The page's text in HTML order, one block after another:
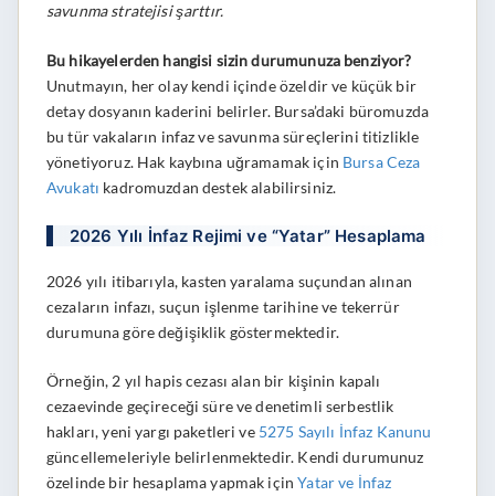
savunma stratejisi şarttır.
Bu hikayelerden hangisi sizin durumunuza benziyor?
Unutmayın, her olay kendi içinde özeldir ve küçük bir
detay dosyanın kaderini belirler. Bursa’daki büromuzda
bu tür vakaların infaz ve savunma süreçlerini titizlikle
yönetiyoruz. Hak kaybına uğramamak için Bursa Ceza
Avukatı kadromuzdan destek alabilirsiniz.
2026 Yılı İnfaz Rejimi ve “Yatar” Hesaplama
2026 yılı itibarıyla, kasten yaralama suçundan alınan
cezaların infazı, suçun işlenme tarihine ve tekerrür
durumuna göre değişiklik göstermektedir.
Örneğin, 2 yıl hapis cezası alan bir kişinin kapalı
cezaevinde geçireceği süre ve denetimli serbestlik
hakları, yeni yargı paketleri ve 5275 Sayılı İnfaz Kanunu
güncellemeleriyle belirlenmektedir. Kendi durumunuz
özelinde bir hesaplama yapmak içinYatar ve İnfaz